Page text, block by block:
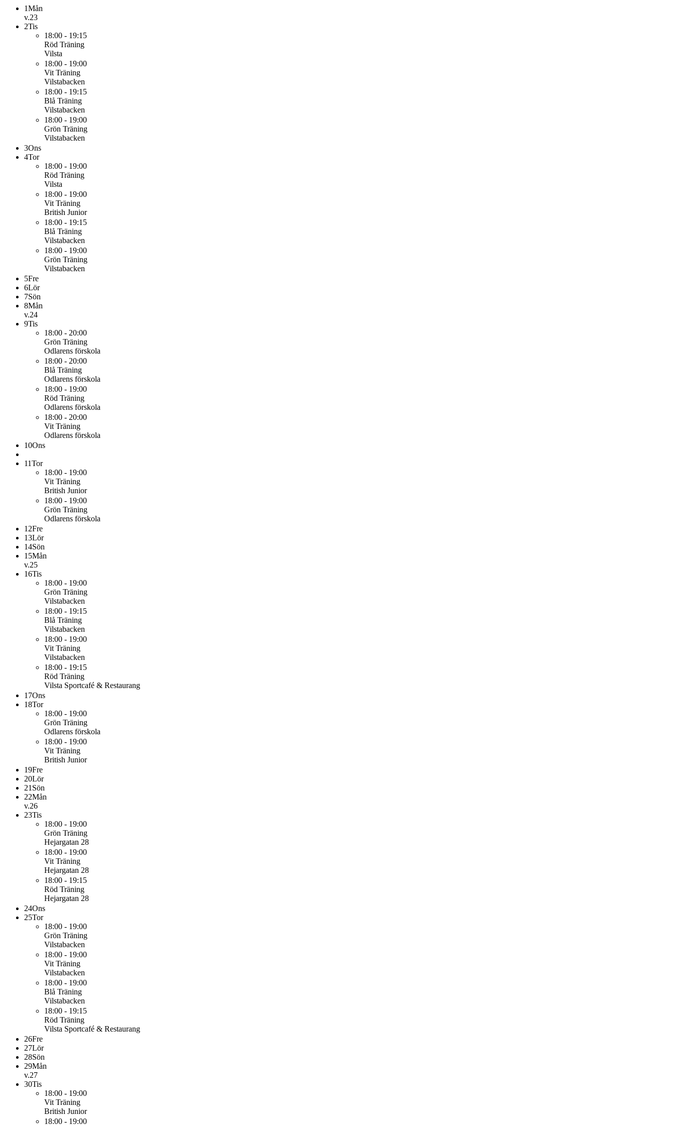
1Mån
v.23
2Tis
18:00 - 19:15
Röd Träning
Vilsta
18:00 - 19:00
Vit Träning
Vilstabacken
18:00 - 19:15
Blå Träning
Vilstabacken
18:00 - 19:00
Grön Träning
Vilstabacken
3Ons
4Tor
18:00 - 19:00
Röd Träning
Vilsta
18:00 - 19:00
Vit Träning
British Junior
18:00 - 19:15
Blå Träning
Vilstabacken
18:00 - 19:00
Grön Träning
Vilstabacken
5Fre
6Lör
7Sön
8Mån
v.24
9Tis
18:00 - 20:00
Grön Träning
Odlarens förskola
18:00 - 20:00
Blå Träning
Odlarens förskola
18:00 - 19:00
Röd Träning
Odlarens förskola
18:00 - 20:00
Vit Träning
Odlarens förskola
10Ons
11Tor
18:00 - 19:00
Vit Träning
British Junior
18:00 - 19:00
Grön Träning
Odlarens förskola
12Fre
13Lör
14Sön
15Mån
v.25
16Tis
18:00 - 19:00
Grön Träning
Vilstabacken
18:00 - 19:15
Blå Träning
Vilstabacken
18:00 - 19:00
Vit Träning
Vilstabacken
18:00 - 19:15
Röd Träning
Vilsta Sportcafé & Restaurang
17Ons
18Tor
18:00 - 19:00
Grön Träning
Odlarens förskola
18:00 - 19:00
Vit Träning
British Junior
19Fre
20Lör
21 Sön
22Mån
v.26
23Tis
18:00 - 19:00
Grön Träning
Hejargatan 28
18:00 - 19:00
Vit Träning
Hejargatan 28
18:00 - 19:15
Röd Träning
Hejargatan 28
24Ons
25Tor
18:00 - 19:00
Grön Träning
Vilstabacken
18:00 - 19:00
Vit Träning
Vilstabacken
18:00 - 19:00
Blå Träning
Vilstabacken
18:00 - 19:15
Röd Träning
Vilsta Sportcafé & Restaurang
26Fre
27Lör
28Sön
29Mån
v.27
30Tis
18:00 - 19:00
Vit Träning
British Junior
18:00 - 19:00